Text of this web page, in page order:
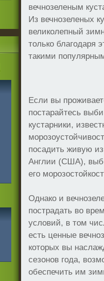
вечнозеленым
Из вечнозеленых
великолепный
только благодаря
такими
Если вы
постарайтесь
кустарники,
посадить живую
Англии (США),
его
Однако и
пострадать во
условий, в том
есть ценные
которых вы
сезонов года,
обеспечить им